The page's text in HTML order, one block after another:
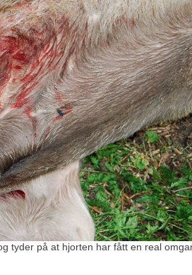
tyder på at hjorten har fått en real